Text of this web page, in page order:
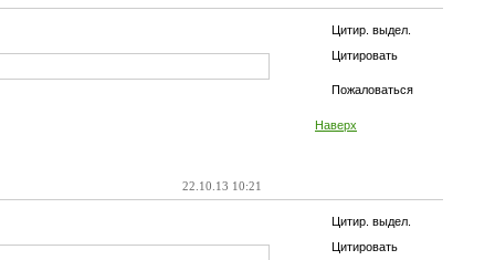
Цитир. выдел.
Цитировать
Пожаловаться
Наверх
22.10.13 10:21
Цитир. выдел.
Цитировать